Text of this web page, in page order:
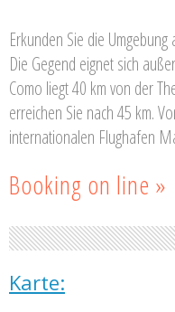
Erkunden Sie die
Die Gegend eignet sich
Como liegt 40 km von der
erreichen Sie nach 45 km.
internationalen Flughafen
Booking on line »
Karte: